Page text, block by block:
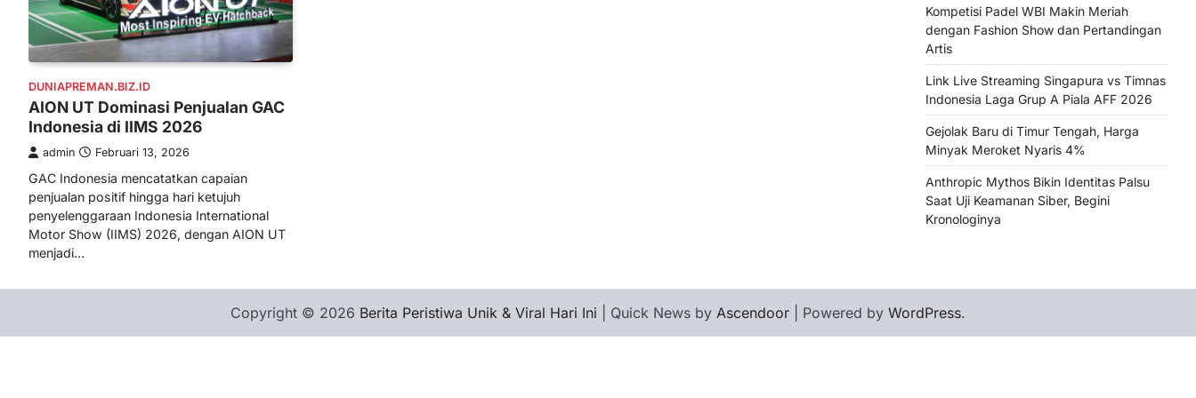
DUNIAPREMAN.BIZ.ID
AION UT Dominasi Penjualan GAC
Indonesia di IIMS 2026
admin Februari 13, 2026
GAC Indonesia mencatatkan capaian
penjualan positif hingga hari ketujuh
penyelenggaraan Indonesia International
Motor Show (IIMS) 2026, dengan AION UT
menjadi…
Kompetisi Padel WBI Makin Meriah
dengan Fashion Show dan Pertandingan
Artis
Link Live Streaming Singapura vs Timnas
Indonesia Laga Grup A Piala AFF 2026
Gejolak Baru di Timur Tengah, Harga
Minyak Meroket Nyaris 4%
Anthropic Mythos Bikin Identitas Palsu
Saat Uji Keamanan Siber, Begini
Kronologinya
Copyright © 2026 Berita Peristiwa Unik & Viral Hari Ini | Quick News by Ascendoor | Powered by WordPress.